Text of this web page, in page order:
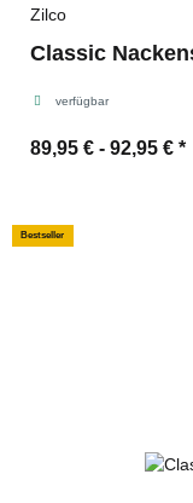
Zilco
Classic
verfügbar
89,95 € - 92,95 € *
Bestseller